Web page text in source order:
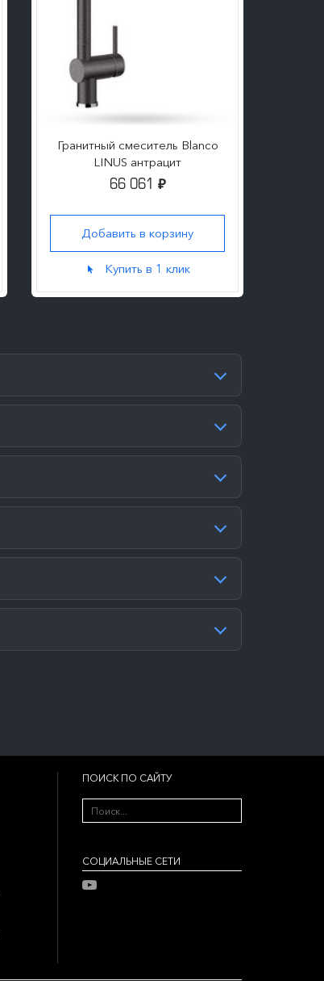
Гранитный смеситель Blanco
LINUS антрацит
66 061 ₽
Добавить в корзину
Купить в 1 клик
ПОИСК ПО САЙТУ
CОЦИАЛЬНЫЕ СЕТИ